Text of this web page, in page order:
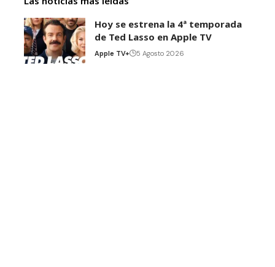
Hoy se estrena la 4ª temporada
de Ted Lasso en Apple TV
Apple TV+ 5 Agosto 2026